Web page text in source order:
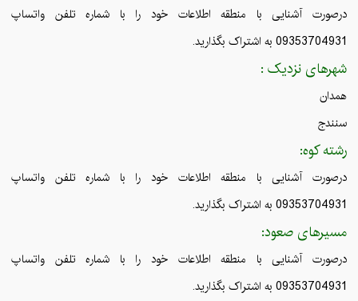
درصورت آشنایی با منطقه اطلاعات خود را با شماره تلفن واتساپ
09353704931 به اشتراک بگذارید.
شهرهای نزدیک :
همدان
سنندج
رشته کوه:
درصورت آشنایی با منطقه اطلاعات خود را با شماره تلفن واتساپ
09353704931 به اشتراک بگذارید.
مسیرهای صعود:
درصورت آشنایی با منطقه اطلاعات خود را با شماره تلفن واتساپ
09353704931 به اشتراک بگذارید.